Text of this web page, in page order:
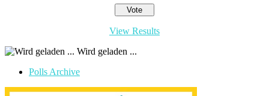
View Results
Wird geladen ...
Polls Archive